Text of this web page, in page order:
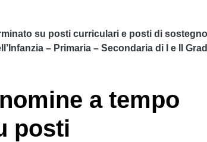
su posti curriculari e posti di
– Primaria – Secondaria di I e II
a tempo
posti